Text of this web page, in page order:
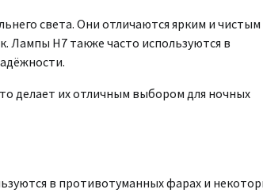
света. Они отличаются ярким и чистым
Лампы H7 также часто используются в
делает их отличным выбором для ночных
в противотуманных фарах и